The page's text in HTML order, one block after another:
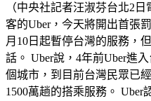
（中央社記者汪淑芬台北2
客的Uber，今天將開出首張
月10日起暫停台灣的服務，
話。 Uber說，4年前Uber進
個城市，到目前台灣民眾已
1500萬趟的搭乘服務。 Uber